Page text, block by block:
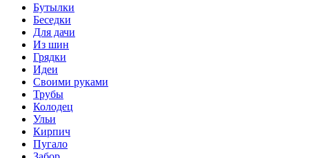
Бутылки
Беседки
Для дачи
Из шин
Грядки
Идеи
Своими руками
Трубы
Колодец
Ульи
Кирпич
Пугало